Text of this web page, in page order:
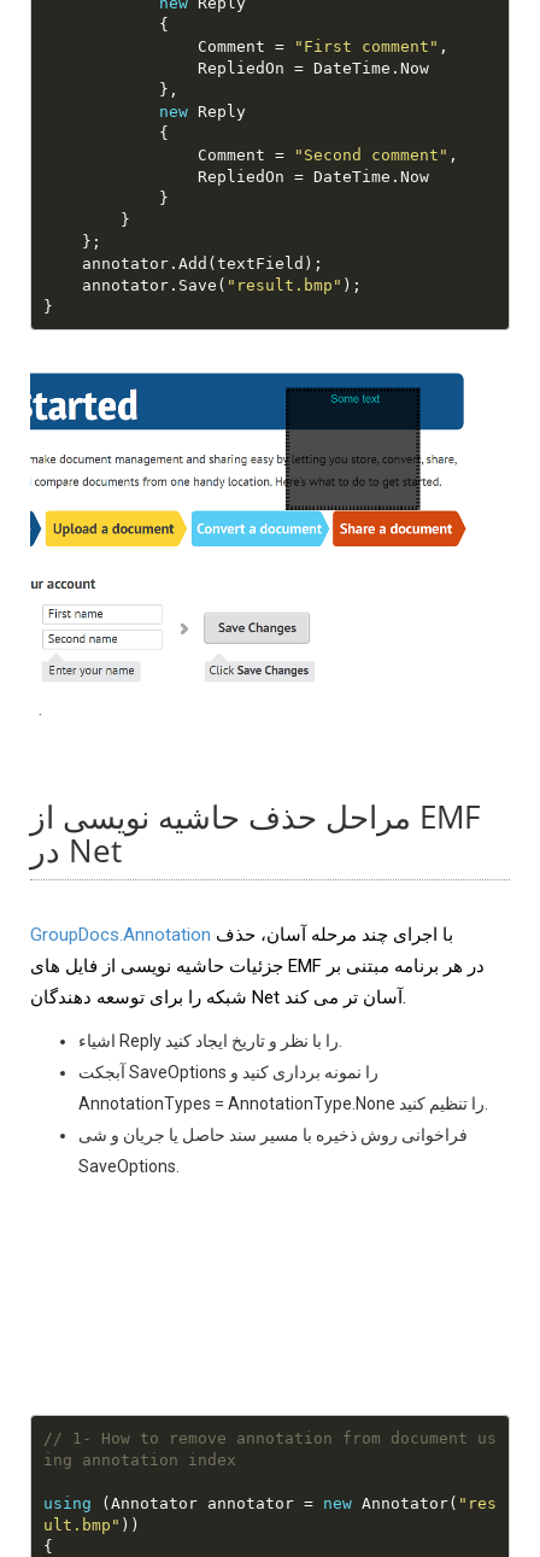
                Comment =
"First comment"
                RepliedOn = DateTime.Now
new
Reply
                Comment =
"Second comment"
                RepliedOn = DateTime.Now
    annotator.Save(
"result.bmp"
مراحل حذف حاشیه نویسی از EMF
در Net
GroupDocs.Annotation
جزئیات حاشیه نویسی از فایل های EMF در هر برنامه مبتنی بر
شبکه را برای توسعه دهندگان Net آسان تر می کند.
اشیاء Reply را با نظر و تاریخ ایجاد کنید.
آبجکت SaveOptions را نمونه برداری کنید و
AnnotationTypes = AnnotationType.None را تنظیم کنید.
فراخوانی روش ذخیره با مسیر سند حاصل یا جریان و شی
SaveOptions.
// 1- How to remove annotation from document us
ing annotation index
using (Annotator annotator = new Annotator( "res
ult.bmp"